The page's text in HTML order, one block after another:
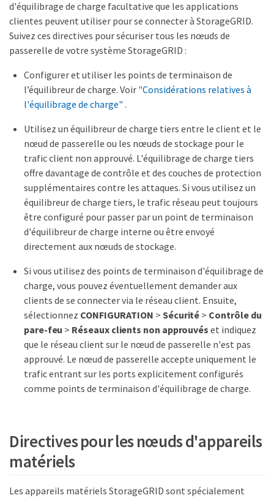
d'équilibrage de charge facultative que les applications
clientes peuvent utiliser pour se connecter à StorageGRID.
Suivez ces directives pour sécuriser tous les nœuds de
passerelle de votre système StorageGRID :
Configurer et utiliser les points de terminaison de
l’équilibreur de charge. Voir "Considérations relatives à
l'équilibrage de charge" .
Utilisez un équilibreur de charge tiers entre le client et le
nœud de passerelle ou les nœuds de stockage pour le
trafic client non approuvé. L'équilibrage de charge tiers
offre davantage de contrôle et des couches de protection
supplémentaires contre les attaques. Si vous utilisez un
équilibreur de charge tiers, le trafic réseau peut toujours
être configuré pour passer par un point de terminaison
d'équilibreur de charge interne ou être envoyé
directement aux nœuds de stockage.
Si vous utilisez des points de terminaison d'équilibrage de
charge, vous pouvez éventuellement demander aux
clients de se connecter via le réseau client. Ensuite,
sélectionnez CONFIGURATION > Sécurité > Contrôle du
pare-feu > Réseaux clients non approuvés et indiquez
que le réseau client sur le nœud de passerelle n'est pas
approuvé. Le nœud de passerelle accepte uniquement le
trafic entrant sur les ports explicitement configurés
comme points de terminaison d'équilibrage de charge.
Directives pour les nœuds d'appareils
matériels
Les appareils matériels StorageGRID sont spécialement